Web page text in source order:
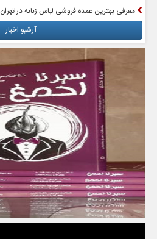
معرفی بهترین عمده فروشی لباس زنانه در تهران
آرشیو اخبار